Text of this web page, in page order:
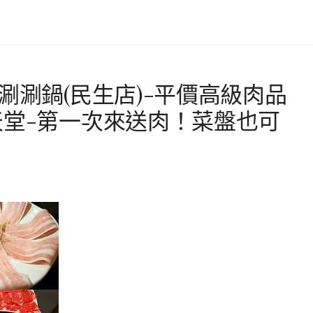
涮鍋(民生店)-平價高級肉品
-第一次來送肉！菜盤也可